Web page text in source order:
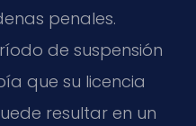
penales.
de suspensión
que su licencia
resultar en un